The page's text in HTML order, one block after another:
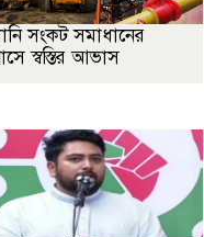
সংকট সমাধানের
স্বস্তির আভাস